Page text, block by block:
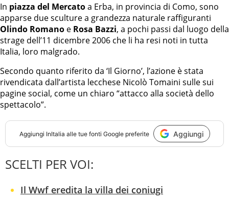
In piazza del Mercatoa Erba, in provincia di Como, sono
apparse due sculture a grandezza naturale raffiguranti
Olindo Romano e Rosa Bazzi, a pochi passi dal luogo della
strage dell’11 dicembre 2006 che li ha resi noti in tutta
Italia, loro malgrado.
Secondo quanto riferito da ‘Il Giorno’, l’azione è stata
rivendicata dall’artista lecchese Nicolò Tomaini sulle sui
pagine social, come un chiaro “attacco alla società dello
spettacolo”.
Aggiungi InItalia alle tue fonti Google preferite Aggiungi
SCELTI PER VOI:
Il Wwf eredita la villa dei coniugi